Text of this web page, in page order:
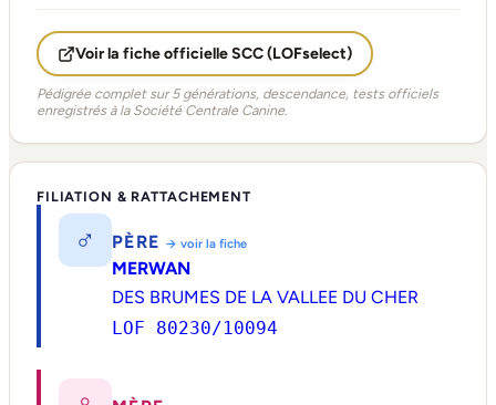
Voir la fiche officielle SCC (LOFselect)
Pédigrée complet sur 5 générations, descendance, tests officiels
enregistrés à la Société Centrale Canine.
FILIATION & RATTACHEMENT
♂ PÈRE → voir la fiche
MERWAN
DES BRUMES DE LA VALLEE DU CHER
LOF 80230/10094